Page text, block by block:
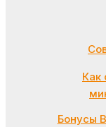
Как
Бонусы